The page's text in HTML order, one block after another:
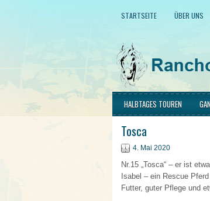
STARTSEITE ÜBER UNS
HALBTAGES TOUREN
Tosca
4. Mai 2020
Nr.15 „Tosca“ – er ist
Isabel – ein Rescue
Futter, guter Pflege und